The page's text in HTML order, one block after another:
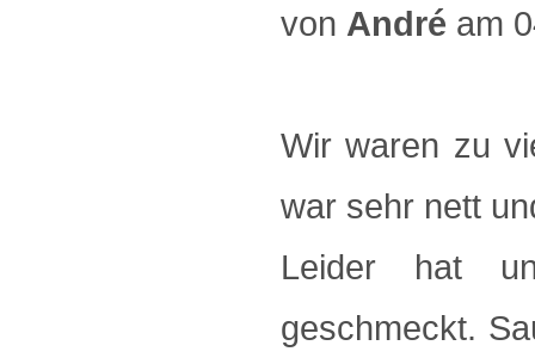
von André am
Wir waren zu
war sehr nett
Leider hat
geschmeckt.